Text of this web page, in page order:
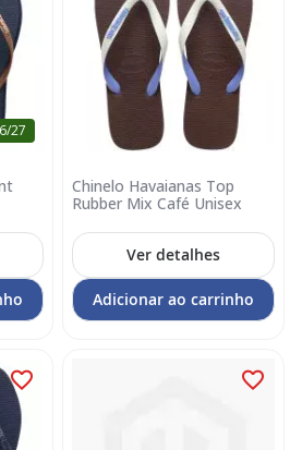
27
Chinelo Havaianas Top
Rubber Mix Café Unisex
Ver detalhes
Adicionar ao carrinho